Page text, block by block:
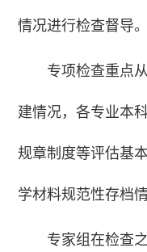
情况进行检查督导。
专项检查重点
建情况，各专业本
规章制度等评估基
学材料规范性存档
专家组在检查